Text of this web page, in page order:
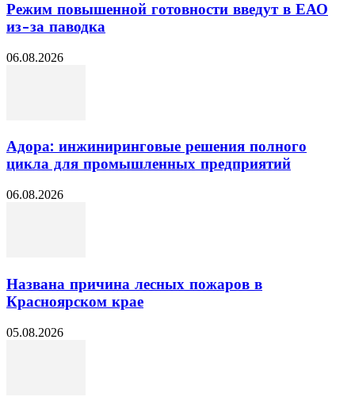
Режим повышенной готовности введут в ЕАО
из-за паводка
06.08.2026
Адора: инжиниринговые решения полного
цикла для промышленных предприятий
06.08.2026
Названа причина лесных пожаров в
Красноярском крае
05.08.2026